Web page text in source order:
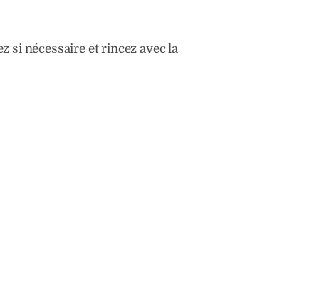
si nécessaire et rincez avec la